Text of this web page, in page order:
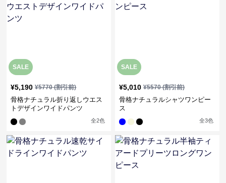
SALE
¥5,190 ¥5770(割引前)
骨格ナチュラル折り返しウエス
トデザインワイドパンツ
全2色
SALE
¥5,010 ¥5570(割引前)
骨格ナチュラルシャツワンピー
ス
全3色